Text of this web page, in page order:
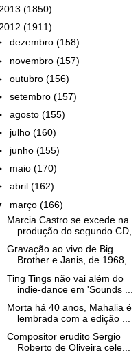
2013 (1850)
2012 (1911)
dezembro(158)
novembro(157)
outubro(156)
setembro(157)
agosto(155)
julho(160)
junho(155)
maio(170)
abril(162)
março(166)
Marcia Castro se excede na
produção do segundo CD,...
Gravação ao vivo de Big
Brother e Janis, de 1968, ...
Ting Tings não vai além do
indie-dance em 'Sounds ...
Morta há 40 anos, Mahalia é
lembrada com a edição ...
Compositor erudito Sergio
Roberto de Oliveira cele...